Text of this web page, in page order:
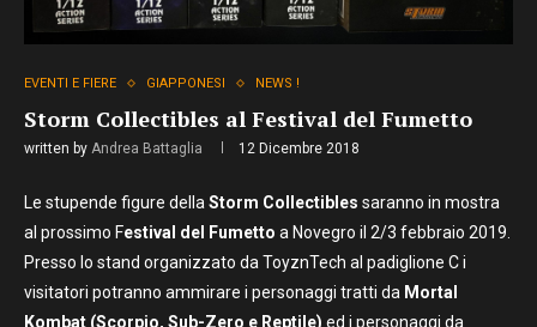
EVENTI E FIERE GIAPPONESI NEWS !
Storm Collectibles al Festival del Fumetto
written by Andrea Battaglia 12 Dicembre 2018
Le stupende figure della Storm Collectibles saranno in mostra
al prossimo Festival del Fumetto a Novegro il 2/3 febbraio 2019.
Presso lo stand organizzato da ToyznTech al padiglione C i
visitatori potranno ammirare i personaggi tratti da Mortal
Kombat (Scorpio, Sub-Zero e Reptile) ed i personaggi da